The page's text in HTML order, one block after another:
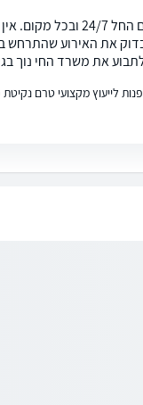
שלום מיטל, בגין כל המקרים שתארת
את האירוע
את משרד החי נוך
לייעוץ מקצועי טרם